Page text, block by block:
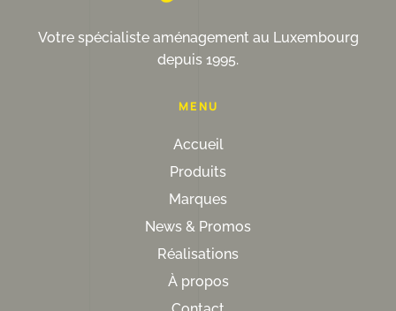
Votre spécialiste aménagement au Luxembourg
depuis 1995.
MENU
Accueil
Produits
Marques
News & Promos
Réalisations
À propos